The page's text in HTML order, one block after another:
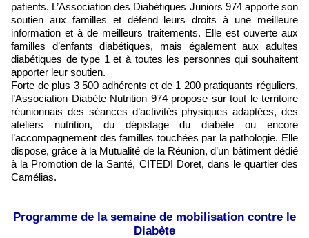
patients. L’Association des Diabétiques Juniors 974 apporte son
soutien aux familles et défend leurs droits à une meilleure
information et à de meilleurs traitements. Elle est ouverte aux
familles d’enfants diabétiques, mais également aux adultes
diabétiques de type 1 et à toutes les personnes qui souhaitent
apporter leur soutien.
Forte de plus 3 500 adhérents et de 1 200 pratiquants réguliers,
l’Association Diabète Nutrition 974 propose sur tout le territoire
réunionnais des séances d’activités physiques adaptées, des
ateliers nutrition, du dépistage du diabète ou encore
l’accompagnement des familles touchées par la pathologie. Elle
dispose, grâce à la Mutualité de la Réunion, d’un bâtiment dédié
à la Promotion de la Santé, CITEDI Doret, dans le quartier des
Camélias.
Programme de la semaine de mobilisation contre le
Diabète